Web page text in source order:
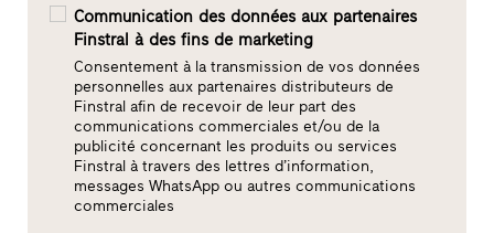
Communication des données aux partenaires
Finstral à des fins de marketing
Consentement à la transmission de vos données
personnelles aux partenaires distributeurs de
Finstral afin de recevoir de leur part des
communications commerciales et/ou de la
publicité concernant les produits ou services
Finstral à travers des lettres d’information,
messages WhatsApp ou autres communications
commerciales